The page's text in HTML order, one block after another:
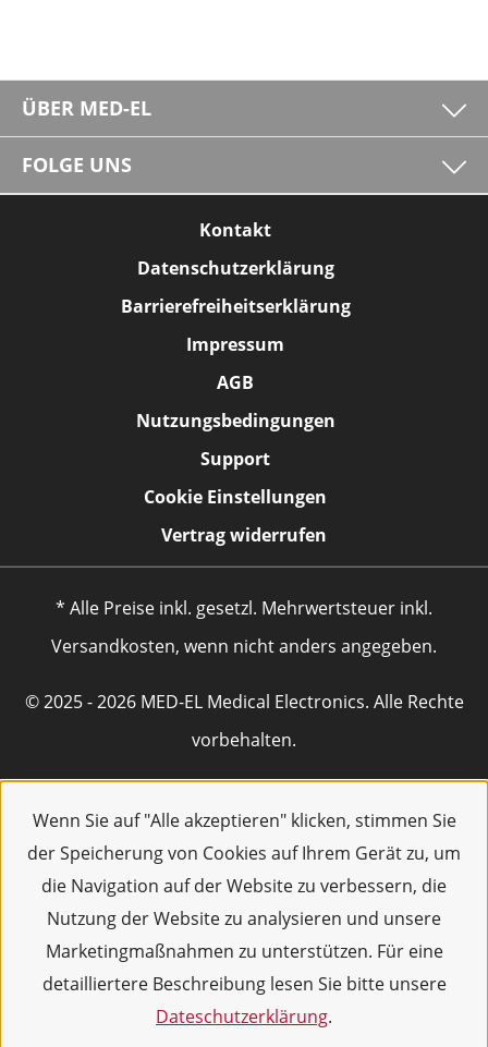
Wenn Sie auf "Alle akzeptieren" klicken, stimmen Sie
der Speicherung von Cookies auf Ihrem Gerät zu, um
die Navigation auf der Website zu verbessern, die
Nutzung der Website zu analysieren und unsere
Marketingmaßnahmen zu unterstützen. Für eine
detailliertere Beschreibung lesen Sie bitte unsere
Dateschutzerklärung.
ÜBER MED-EL
FOLGE UNS
Kontakt
Datenschutzerklärung
Barrierefreiheitserklärung
Impressum
AGB
Nutzungsbedingungen
Support
Cookie Einstellungen
Vertrag widerrufen
* Alle Preise inkl. gesetzl. Mehrwertsteuer inkl.
Versandkosten, wenn nicht anders angegeben.
© 2025 - 2026 MED-EL Medical Electronics. Alle Rechte
vorbehalten.